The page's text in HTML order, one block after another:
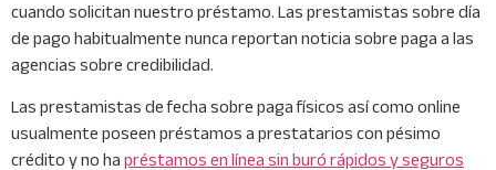
cuando solicitan nuestro préstamo. Las prestamistas sobre día
de pago habitualmente nunca reportan noticia sobre paga a las
agencias sobre credibilidad.
Las prestamistas de fecha sobre paga físicos así­ como online
usualmente poseen préstamos a prestatarios con pésimo
crédito y no ha préstamos en línea sin buró rápidos y seguros